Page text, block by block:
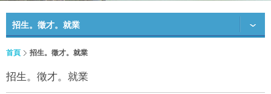
招生。徵才。就業
首頁 招生。徵才。就業
招生。徵才。就業